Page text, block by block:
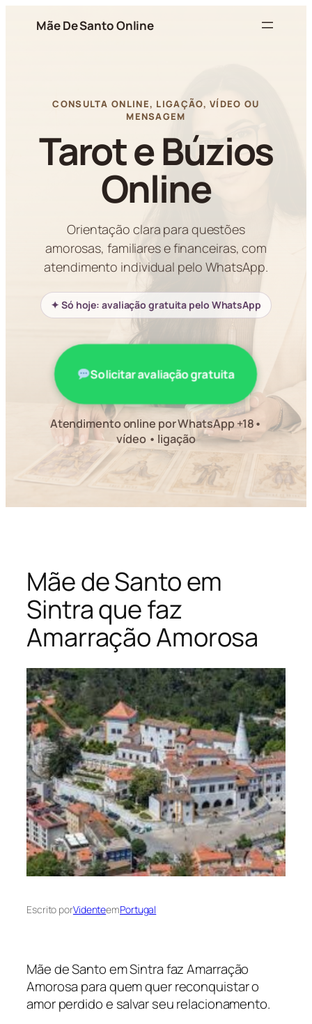
Mãe De Santo Online
CONSULTA ONLINE, LIGAÇÃO, VÍDEO OU
MENSAGEM
Tarot e Búzios
Online
Orientação clara para questões
amorosas, familiares e financeiras, com
atendimento individual pelo WhatsApp.
✦ Só hoje: avaliação gratuita pelo WhatsApp
Solicitar avaliação gratuita
Atendimento online por WhatsApp +18•
vídeo • ligação
Mãe de Santo em
Sintra que faz
Amarração Amorosa
Escrito porVidenteemPortugal
Mãe de Santo em Sintra faz Amarração
Amorosa para quem quer reconquistar o
amor perdido e salvar seu relacionamento.